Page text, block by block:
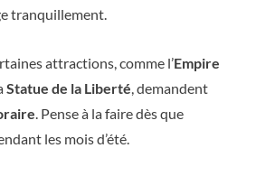
tranquillement.
attractions, comme l’Empire
Statue de la Liberté , demandent
. Pense à la faire dès que
les mois d’été.